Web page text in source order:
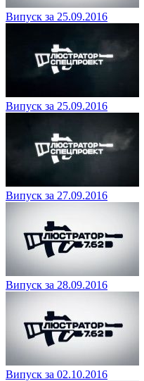
Випуск за 25.09.2016
Випуск за 25.09.2016
Випуск за 27.09.2016
Випуск за 28.09.2016
Випуск за 02.10.2016